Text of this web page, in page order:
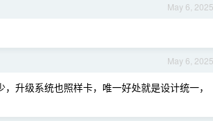
May 6, 2025
May 6, 2025
升级系统也照样卡，唯一好处就是设计统一，